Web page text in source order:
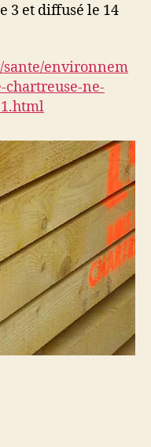
3 et diffusé le 14
environnem
chartreuse-ne-